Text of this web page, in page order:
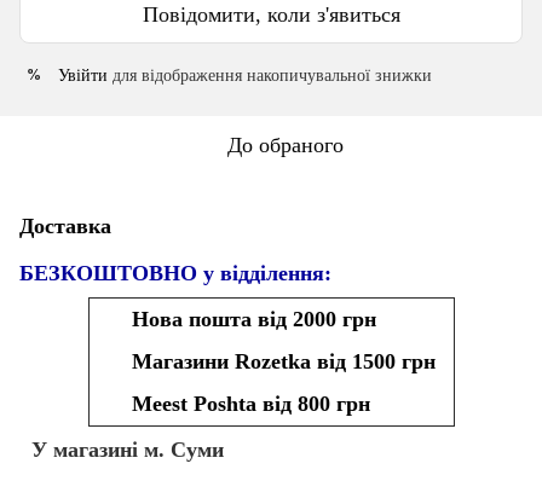
Повідомити, коли з'явиться
% Увійти для відображення накопичувальної знижки
До обраного
Доставка
БЕЗКОШТОВНО у відділення:
Нова пошта від 2000 грн
Магазини Rozetka від 1500 грн
Meest Poshta від 800 грн
У магазині м. Суми